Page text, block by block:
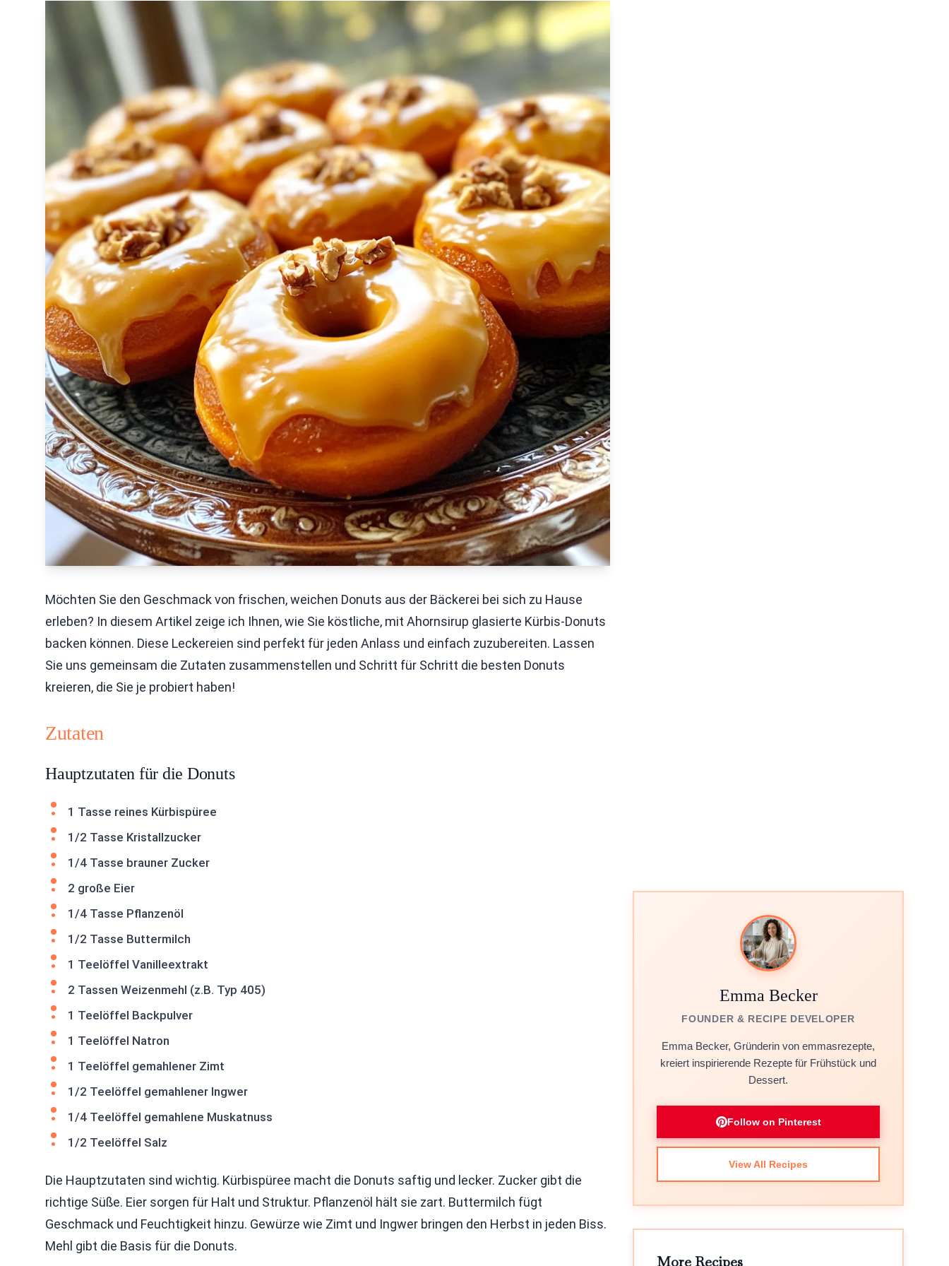
Möchten Sie den Geschmack von frischen, weichen Donuts aus der Bäckerei bei sich zu Hause
erleben? In diesem Artikel zeige ich Ihnen, wie Sie köstliche, mit Ahornsirup glasierte Kürbis-Donuts
backen können. Diese Leckereien sind perfekt für jeden Anlass und einfach zuzubereiten. Lassen
Sie uns gemeinsam die Zutaten zusammenstellen und Schritt für Schritt die besten Donuts
kreieren, die Sie je probiert haben!
Zutaten
Hauptzutaten für die Donuts
1 Tasse reines Kürbispüree
1/2 Tasse Kristallzucker
1/4 Tasse brauner Zucker
2 große Eier
1/4 Tasse Pflanzenöl
1/2 Tasse Buttermilch
1 Teelöffel Vanilleextrakt
2 Tassen Weizenmehl (z.B. Typ 405)
1 Teelöffel Backpulver
1 Teelöffel Natron
1 Teelöffel gemahlener Zimt
1/2 Teelöffel gemahlener Ingwer
1/4 Teelöffel gemahlene Muskatnuss
1/2 Teelöffel Salz
Die Hauptzutaten sind wichtig. Kürbispüree macht die Donuts saftig und lecker. Zucker gibt die
richtige Süße. Eier sorgen für Halt und Struktur. Pflanzenöl hält sie zart. Buttermilch fügt
Geschmack und Feuchtigkeit hinzu. Gewürze wie Zimt und Ingwer bringen den Herbst in jeden Biss.
Mehl gibt die Basis für die Donuts.
Emma Becker
FOUNDER & RECIPE DEVELOPER
Emma Becker, Gründerin von emmasrezepte,
kreiert inspirierende Rezepte für Frühstück und
Dessert.
Follow on Pinterest
View All Recipes
More Recipes